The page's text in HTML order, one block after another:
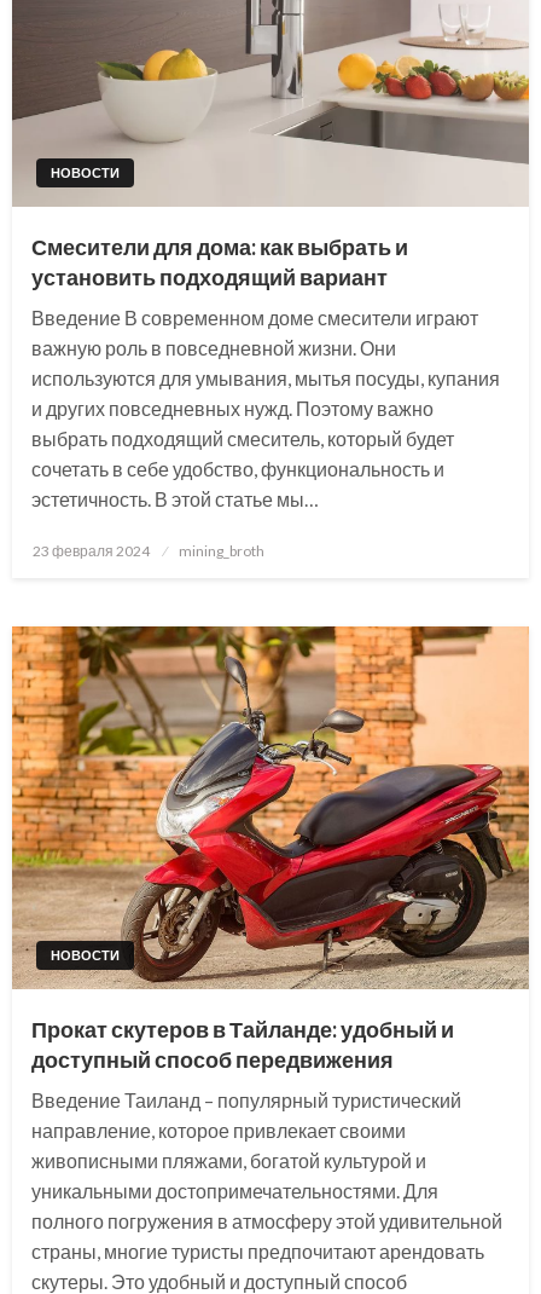
НОВОСТИ
Смесители для дома: как выбрать и
установить подходящий вариант
Введение В современном доме смесители играют
важную роль в повседневной жизни. Они
используются для умывания, мытья посуды, купания
и других повседневных нужд. Поэтому важно
выбрать подходящий смеситель, который будет
сочетать в себе удобство, функциональность и
эстетичность. В этой статье мы…
Posted
23 февраля 2024 mining_broth
НОВОСТИ
Прокат скутеров в Тайланде: удобный и
доступный способ передвижения
Введение Таиланд – популярный туристический
направление, которое привлекает своими
живописными пляжами, богатой культурой и
уникальными достопримечательностями. Для
полного погружения в атмосферу этой удивительной
страны, многие туристы предпочитают арендовать
скутеры. Это удобный и доступный способ